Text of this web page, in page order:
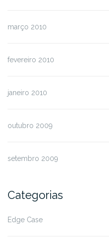
março 2010
fevereiro 2010
janeiro 2010
outubro 2009
setembro 2009
Categorias
Edge Case